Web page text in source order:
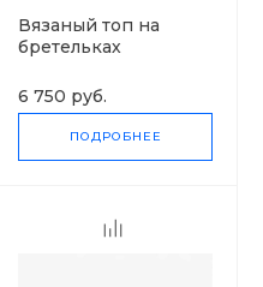
Вязаный топ на
бретельках
6 750 руб.
ПОДРОБНЕЕ